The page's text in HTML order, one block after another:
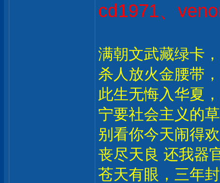
cd1971、
满朝文武藏绿卡
杀人放火金腰带
此生无悔入华夏
宁要社会主义的
别看你今天闹得
丧尽天良 还我器
苍天有眼，三年